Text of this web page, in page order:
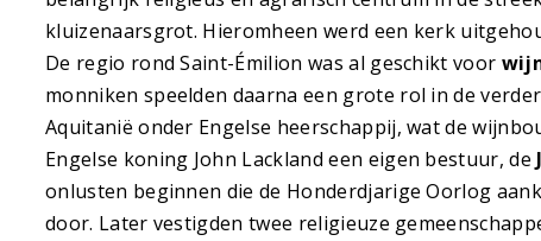
kluizenaarsgrot. Hieromheen werd een kerk
De regio rond Saint-Émilion was al geschikt voor
monniken speelden daarna een grote rol in de
Aquitanië onder Engelse heerschappij, wat de
Engelse koning John Lackland een eigen bestuur, de
onlusten beginnen die de Honderdjarige Oorlog
door. Later vestigden twee religieuze